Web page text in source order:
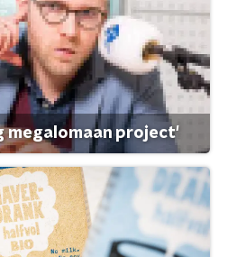
megalomaan project'